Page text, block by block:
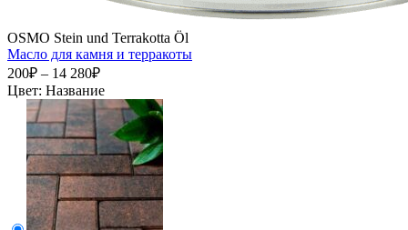
OSMO Stein und Terrakotta Öl
Масло для камня и терракоты
200₽ – 14 280₽
Цвет: Название